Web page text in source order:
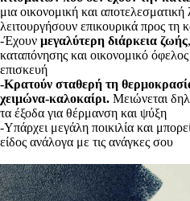
μια οικονομική και
λειτουργήσουν επικουρικά προς τη
-Έχουν μεγαλύτερη διάρκεια ζωής
καταπόνησης και οικονομικό
επισκευή
-Κρατούν σταθερή τη
χειμώνα-καλοκαίρι. Μειώνεται
τα έξοδα για θέρμανση και ψύξη
-Υπάρχει μεγάλη ποικιλία και
είδος ανάλογα με τις ανάγκες σου